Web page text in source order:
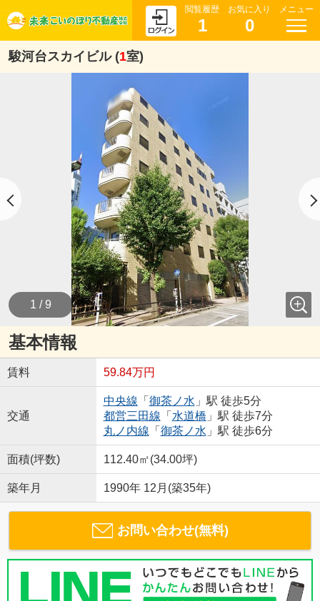
閲覧履歴
1
お気に入り
0
メニュー
駿河台スカイビル (1室)
1 / 9
基本情報
賃料 59.84万円
交通
中央線 「 御茶ノ水 」駅 徒歩5分
都営三田線 「 水道橋 」駅 徒歩7分
丸ノ内線 「 御茶ノ水 」駅 徒歩6分
面積(坪数) 112.40㎡(34.00坪)
築年月 1990年 12月(築35年)
お問い合わせ(無料)